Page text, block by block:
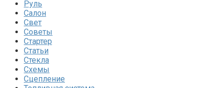
Руль
Салон
Свет
Советы
Стартер
Статьи
Стекла
Схемы
Сцепление